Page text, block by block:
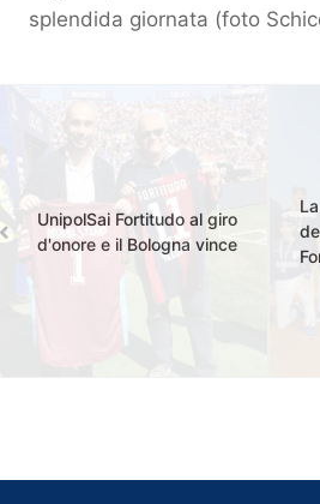
splendida giornata (foto
UnipolSai Fortitudo al giro
d'onore e il Bologna vince